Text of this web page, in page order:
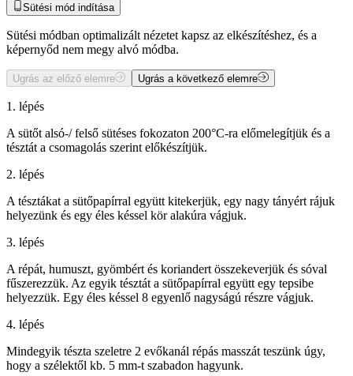
Sütési mód indítása
Sütési módban optimalizált nézetet kapsz az elkészítéshez, és a
képernyőd nem megy alvó módba.
Ugrás az előző elemre Ugrás a következő elemre
1. lépés
A sütőt alsó-/ felső sütéses fokozaton 200°C-ra előmelegítjük és a
tésztát a csomagolás szerint előkészítjük.
2. lépés
A tésztákat a sütőpapírral együtt kitekerjük, egy nagy tányért rájuk
helyezünk és egy éles késsel kör alakúra vágjuk.
3. lépés
A répát, humuszt, gyömbért és koriandert összekeverjük és sóval
fűszerezzük. Az egyik tésztát a sütőpapírral együtt egy tepsibe
helyezzük. Egy éles késsel 8 egyenlő nagyságú részre vágjuk.
4. lépés
Mindegyik tészta szeletre 2 evőkanál répás masszát teszünk úgy,
hogy a szélektől kb. 5 mm-t szabadon hagyunk.